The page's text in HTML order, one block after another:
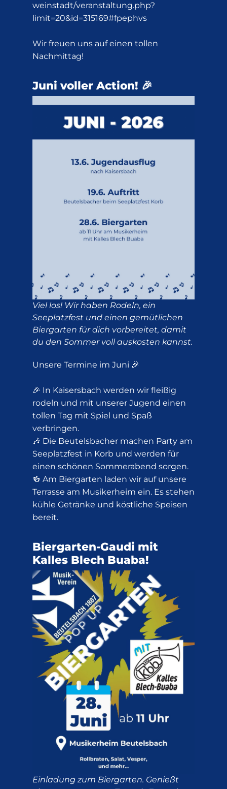
weinstadt/veranstaltung.php?
limit=20&id=315169#fpephvs
Wir freuen uns auf einen tollen
Nachmittag!
Juni voller Action! 🎉
Viel los! Wir haben Rodeln, ein
Seeplatzfest und einen gemütlichen
Biergarten für dich vorbereitet, damit
du den Sommer voll auskosten kannst.
Unsere Termine im Juni 🎉
🎉 In Kaisersbach werden wir fleißig
rodeln und mit unserer Jugend einen
tollen Tag mit Spiel und Spaß
verbringen.
🎶 Die Beutelsbacher machen Party am
Seeplatzfest in Korb und werden für
einen schönen Sommerabend sorgen.
🍻 Am Biergarten laden wir auf unsere
Terrasse am Musikerheim ein. Es stehen
kühle Getränke und köstliche Speisen
bereit.
Biergarten-Gaudi mit
Kalles Blech Buaba!
Einladung zum Biergarten. Genießt